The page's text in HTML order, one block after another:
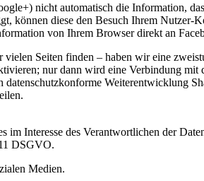
nicht automatisch die Information,
können diese den Besuch Ihrem
von Ihrem Browser direkt an
Seiten finden – haben wir eine
nur dann wird eine Verbindung
Weiterentwicklung
im Interesse des Verantwortlichen der
DSGVO.
Medien.